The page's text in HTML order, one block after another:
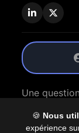
🍪 Nous
expérience
Une